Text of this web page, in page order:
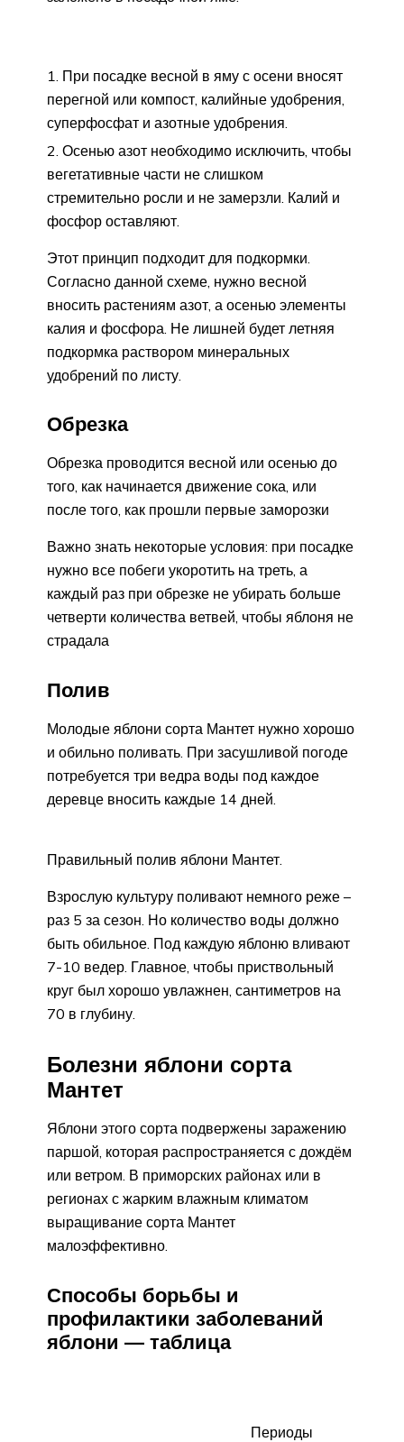
При посадке весной в яму с осени вносят
перегной или компост, калийные удобрения,
суперфосфат и азотные удобрения.
Осенью азот необходимо исключить, чтобы
вегетативные части не слишком
стремительно росли и не замерзли. Калий и
фосфор оставляют.
Этот принцип подходит для подкормки.
Согласно данной схеме, нужно весной
вносить растениям азот, а осенью элементы
калия и фосфора. Не лишней будет летняя
подкормка раствором минеральных
удобрений по листу.
Обрезка
Обрезка проводится весной или осенью до
того, как начинается движение сока, или
после того, как прошли первые заморозки
Важно знать некоторые условия: при посадке
нужно все побеги укоротить на треть, а
каждый раз при обрезке не убирать больше
четверти количества ветвей, чтобы яблоня не
страдала
Полив
Молодые яблони сорта Мантет нужно хорошо
и обильно поливать. При засушливой погоде
потребуется три ведра воды под каждое
деревце вносить каждые 14 дней.
Правильный полив яблони Мантет.
Взрослую культуру поливают немного реже –
раз 5 за сезон. Но количество воды должно
быть обильное. Под каждую яблоню вливают
7-10 ведер. Главное, чтобы приствольный
круг был хорошо увлажнен, сантиметров на
70 в глубину.
Болезни яблони сорта
Мантет
Яблони этого сорта подвержены заражению
паршой, которая распространяется с дождём
или ветром. В приморских районах или в
регионах с жарким влажным климатом
выращивание сорта Мантет
малоэффективно.
Способы борьбы и
профилактики заболеваний
яблони — таблица
Периоды